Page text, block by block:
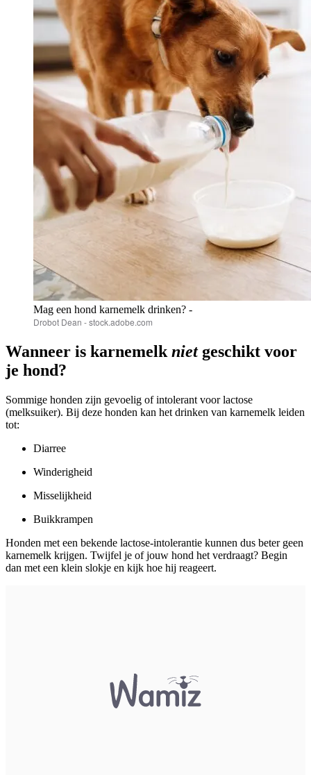
Mag een hond karnemelk drinken? -
Drobot Dean - stock.adobe.com
Wanneer is karnemelk nietgeschikt voor
je hond?
Sommige honden zijn gevoelig of intolerant voor lactose
(melksuiker). Bij deze honden kan het drinken van karnemelk leiden
tot:
Diarree
Winderigheid
Misselijkheid
Buikkrampen
Honden met een bekende lactose-intolerantie kunnen dus beter geen
karnemelk krijgen. Twijfel je of jouw hond het verdraagt? Begin
dan met een klein slokje en kijk hoe hij reageert.